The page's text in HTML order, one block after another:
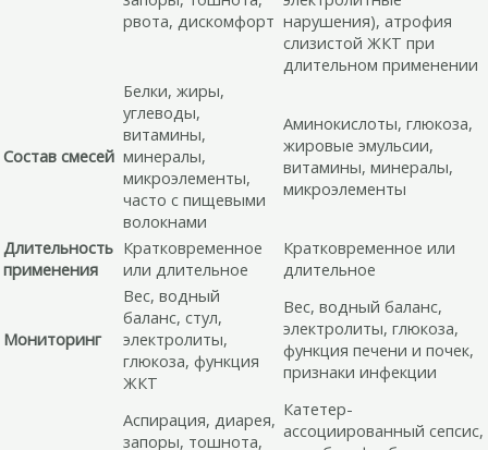
рвота, дискомфорт нарушения), атрофия
слизистой ЖКТ при
длительном применении
Состав смесей
Белки, жиры,
углеводы,
витамины,
минералы,
микроэлементы,
часто с пищевыми
волокнами
Аминокислоты, глюкоза,
жировые эмульсии,
витамины, минералы,
микроэлементы
Длительность
применения
Кратковременное
или длительное
Кратковременное или
длительное
Мониторинг
Вес, водный
баланс, стул,
электролиты,
глюкоза, функция
ЖКТ
Вес, водный баланс,
электролиты, глюкоза,
функция печени и почек,
признаки инфекции
Аспирация, диарея,
запоры, тошнота,
Катетер-
ассоциированный сепсис,